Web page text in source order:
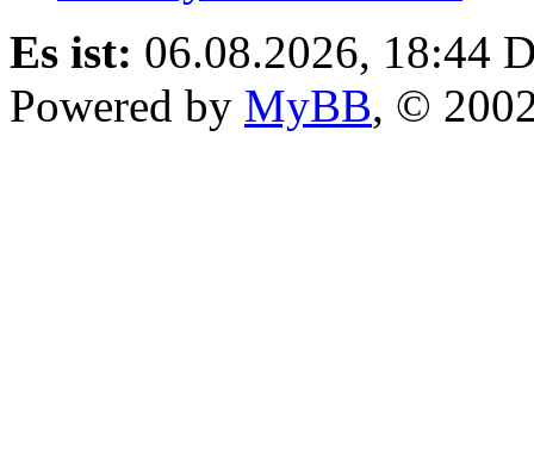
Es ist: 06.08.2026, 18:44
Powered by MyBB, ©